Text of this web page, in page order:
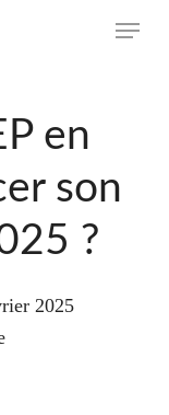
Menu
en
son
?
2025